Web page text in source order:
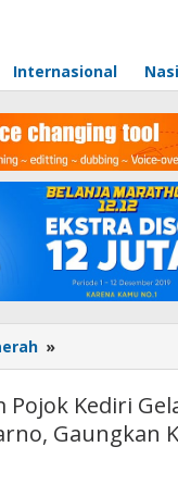
Internasional
»
Ndalem
Pojok
Kediri
Gelar
Pojok Kediri
Gaungkan